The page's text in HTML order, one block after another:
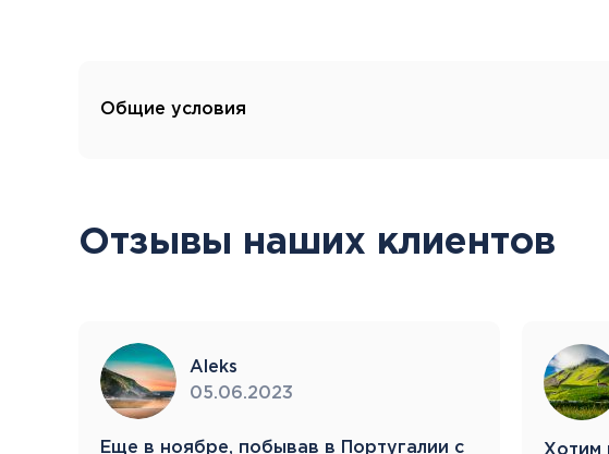
Общие условия
Отзывы наших клиентов
Aleks
05.06.2023
Eще в ноябре, побывав в Португалии с
Хотим